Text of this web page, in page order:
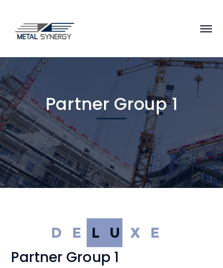
Partner Group 1
Partner Group 1